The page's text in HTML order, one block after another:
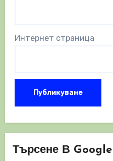
Интернет страница
Търсене В Google